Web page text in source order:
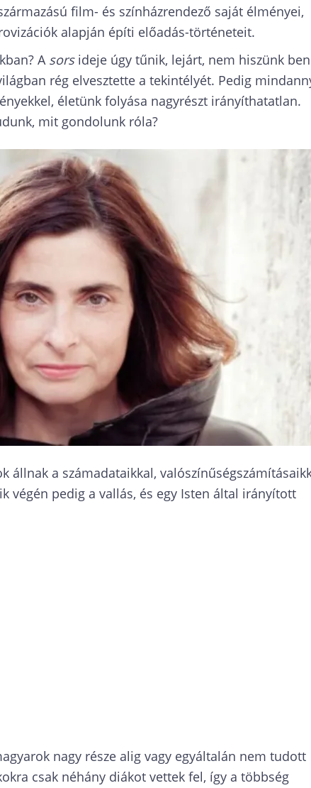
film- és színházrendező saját élményei,
alapján építi előadás-történeteit.
A sorsideje úgy tűnik, lejárt, nem hiszünk
rég elvesztette a tekintélyét. Pedig
életünk folyása nagyrészt irányíthatatlan.
mit gondolunk róla?
állnak a számadataikkal,
végén pedig a vallás, és egy Isten által irányított
nagy része alig vagy egyáltalán nem tudott
csak néhány diákot vettek fel, így a többség